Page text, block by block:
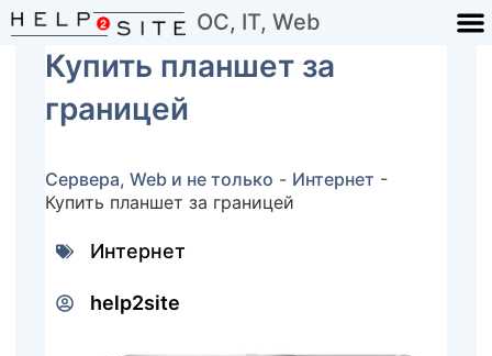
ОС, IT, Web
Купить планшет за
границей
Сервера, Web и не только - Интернет -
Купить планшет за границей
Интернет
help2site